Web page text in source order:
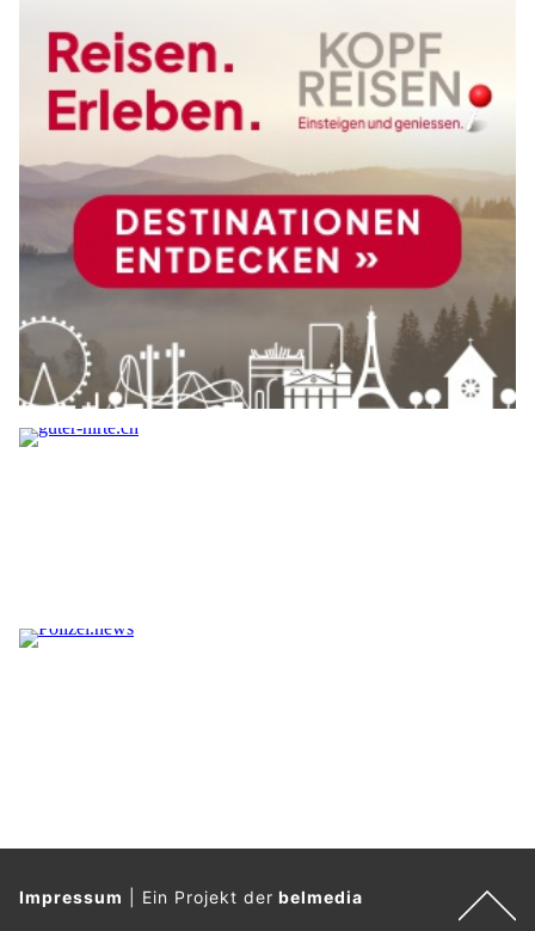
Impressum Ein Projekt derbelmedia